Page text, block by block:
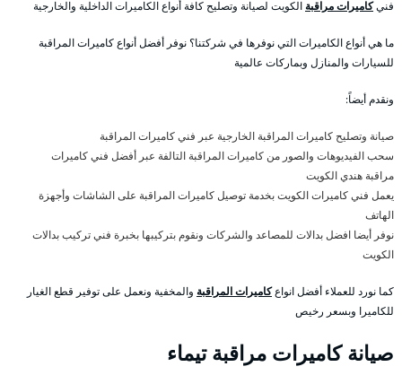
فنيكاميرات مراقبة الكويت لصيانة وتصليح كافة أنواع الكاميرات الداخلية والخارجية
ما هي أنواع الكاميرات التي نوفرها في شركتنا؟ نوفر أفضل أنواع كاميرات المراقبة
للسيارات والمنازل وبماركات عالمية
ونقدم أيضاً:
صيانة وتصليح كاميرات المراقبة الخارجية عبر فني كاميرات المراقبة
سحب الفيديوهات والصور من كاميرات المراقبة التالفة عبر أفضل فني كاميرات
مراقبة هندي الكويت
يعمل فني كاميرات الكويت بخدمة توصيل كاميرات المراقبة على الشاشات وأجهزة
الهاتف
نوفر أيضا افضل بدالات للمصاعد والشركات ونقوم بتركيبها بخبرة فني تركيب بدالات
الكويت
كما نورد للعملاء أفضل انواعكاميرات المراقبة والمخفية ونعمل على توفير قطع الغيار
للكاميرا وبسعر رخيص
صيانة كاميرات مراقبة تيماء